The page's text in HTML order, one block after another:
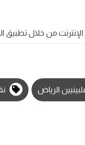
من خلال تطبيق
الرياض